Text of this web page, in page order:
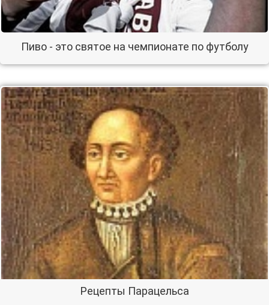
Пиво - это святое на чемпионате по футболу
Рецепты Парацельса